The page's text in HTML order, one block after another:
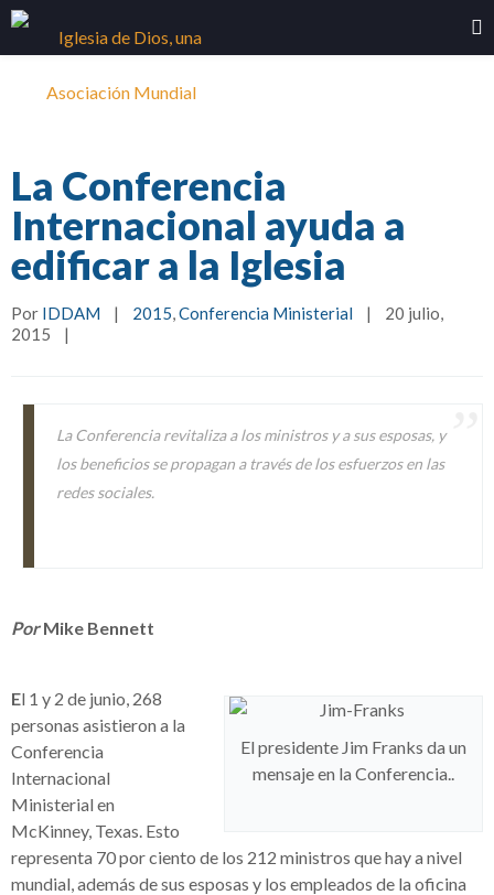
La Conferencia
Internacional ayuda a
edificar a la Iglesia
Por IDDAM | 2015, Conferencia Ministerial |
20 julio,
2015 |
La Conferencia revitaliza a los ministros y a sus esposas, y
los beneficios se propagan a través de los esfuerzos en las
redes sociales.
PorMike Bennett
El presidente Jim Franks da un
mensaje en la Conferencia..
El 1 y 2 de junio, 268
personas asistieron a la
Conferencia
Internacional
Ministerial en
McKinney, Texas. Esto
representa 70 por ciento de los 212 ministros que hay a nivel
mundial, además de sus esposas y los empleados de la oficina